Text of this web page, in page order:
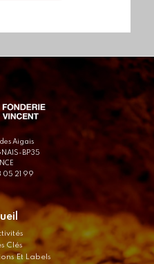
Aigais
BP35
05 21 99
Clés
Et Labels